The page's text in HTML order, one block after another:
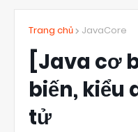
Trang chủ JavaCore
[Java cơ
biến, kiểu
tử